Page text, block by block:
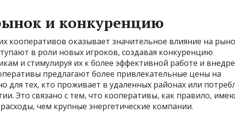
и конкуренцию
кооперативов оказывает значительное влияние на
в роли новых игроков, создавая конкуренцию
и стимулируя их к более эффективной работе и
предлагают более привлекательные цены на
для тех, кто проживает в удаленных районах или
Это связано с тем, что кооперативы, как правило,
чем крупные энергетические компании.